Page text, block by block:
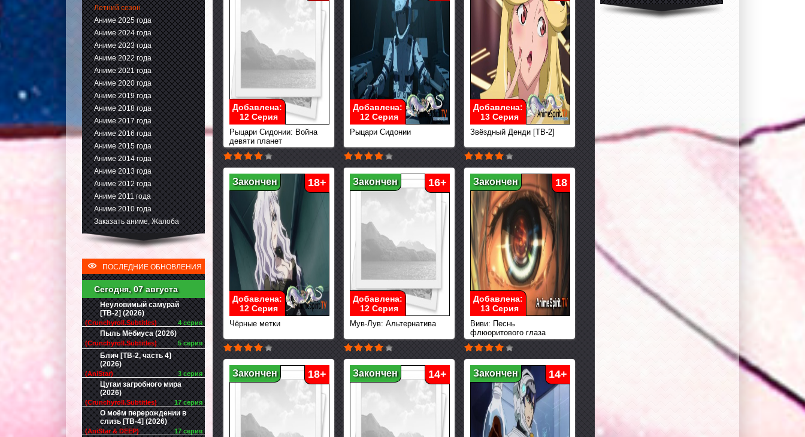
Летний сезон
Аниме 2025 года
Аниме 2024 года
Аниме 2023 года
Аниме 2022 года
Аниме 2021 года
Аниме 2020 года
Аниме 2019 года
Аниме 2018 года
Аниме 2017 года
Аниме 2016 года
Аниме 2015 года
Аниме 2014 года
Аниме 2013 года
Аниме 2012 года
Аниме 2011 года
Аниме 2010 года
Заказать аниме, Жалоба
ПОСЛЕДНИЕ ОБНОВЛЕНИЯ
Сегодня, 07 августа
Неуловимый самурай
[ТВ-2] (2026)
(Crunchyroll.Subtitles) 4 серия
Пыль Мёбиуса (2026)
(Crunchyroll.Subtitles) 5 серия
Блич [ТВ-2, часть 4]
(2026)
(AniStar) 3 серия
Цугаи загробного мира
(2026)
(Crunchyroll.Subtitles) 17 серия
О моём перерождении в
слизь [ТВ-4] (2026)
(AniStar & DEEP) 17 серия
Рыцари Сидонии: Война
девяти планет
Добавлена:
12 Серия
Рыцари Сидонии
Добавлена:
12 Серия
Звёздный Денди [ТВ-2]
Добавлена:
13 Серия
Чёрные метки
Закончен 18+
Добавлена:
12 Серия
Мув-Лув: Альтернатива
Закончен 16+
Добавлена:
12 Серия
Виви: Песнь
флюоритового глаза
Закончен 18
Добавлена:
13 Серия
Закончен 18+ Закончен 14+ Закончен 14+